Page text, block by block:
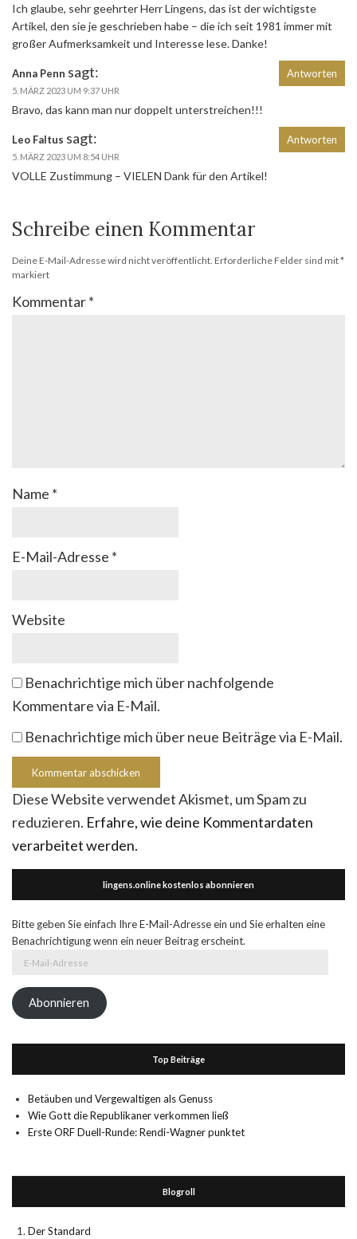
Ich glaube, sehr geehrter Herr Lingens, das ist der wichtigste
Artikel, den sie je geschrieben habe – die ich seit 1981 immer mit
großer Aufmerksamkeit und Interesse lese. Danke!
Anna Penn sagt:
5. MÄRZ 2023 UM 9:37 UHR
Bravo, das kann man nur doppelt unterstreichen!!!
Antworten
Leo Faltus sagt:
5. MÄRZ 2023 UM 8:54 UHR
VOLLE Zustimmung – VIELEN Dank für den Artikel!
Antworten
Schreibe einen Kommentar
Deine E-Mail-Adresse wird nicht veröffentlicht. Erforderliche Felder sind mit*
markiert
Kommentar*
Name *
E-Mail-Adresse *
Website
Benachrichtige mich über nachfolgende
Kommentare via E-Mail.
Benachrichtige mich über neue Beiträge via E-Mail.
Diese Website verwendet Akismet, um Spam zu
reduzieren. Erfahre, wie deine Kommentardaten
verarbeitet werden.
lingens.online kostenlos abonnieren
Bitte geben Sie einfach Ihre E-Mail-Adresse ein und Sie erhalten eine
Benachrichtigung wenn ein neuer Beitrag erscheint.
Adresse
Abonnieren
Top Beiträge
Betäuben und Vergewaltigen als Genuss
Wie Gott die Republikaner verkommen ließ
Erste ORF Duell-Runde: Rendi-Wagner punktet
Blogroll
Der Standard